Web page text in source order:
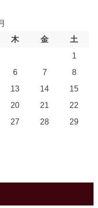
木 金
土
1
6 7
8
13 14
15
20 21
22
27 28
29